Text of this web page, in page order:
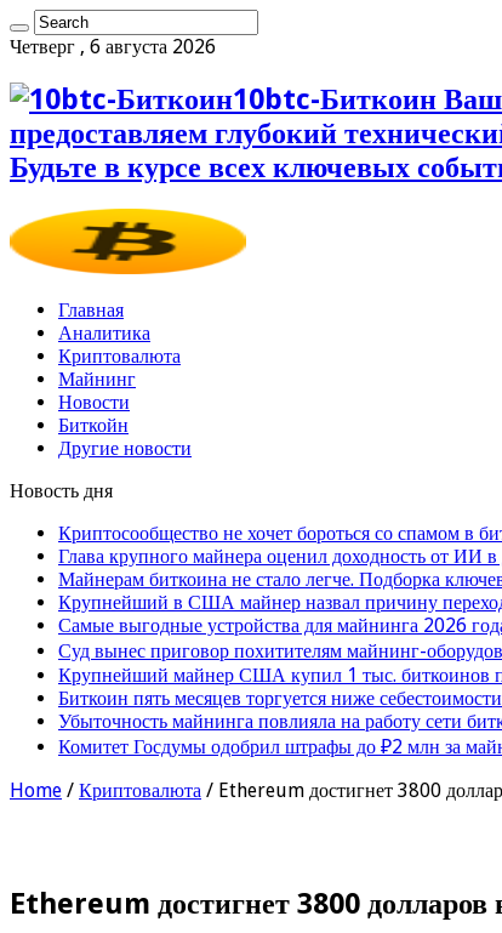
Четверг , 6 августа 2026
10btc-Биткоин Ваш
предоставляем глубокий
Будьте в курсе всех ключевых
Главная
Аналитика
Криптовалюта
Майнинг
Новости
Биткойн
Другие новости
Новость дня
Криптосообщество не хочет бороться со спамом в
Глава крупного майнера оценил доходность от ИИ
Майнерам биткоина не стало легче. Подборка
Крупнейший в США майнер назвал причину
Самые выгодные устройства для майнинга 2026
Суд вынес приговор похитителям майнинг-
Крупнейший майнер США купил 1 тыс. биткоинов
Биткоин пять месяцев торгуется ниже
Убыточность майнинга повлияла на работу сети
Комитет Госдумы одобрил штрафы до ₽2 млн за
Home / Криптовалюта / Ethereum достигнет 3800
Ethereum достигнет 3800 долларов